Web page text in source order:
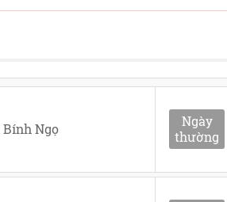
Bính Ngọ
Ngày
thường